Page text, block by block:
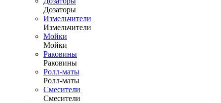
Дозаторы
Измельчители
Измельчители
Мойки
Мойки
Раковины
Раковины
Ролл-маты
Ролл-маты
Смесители
Смесители